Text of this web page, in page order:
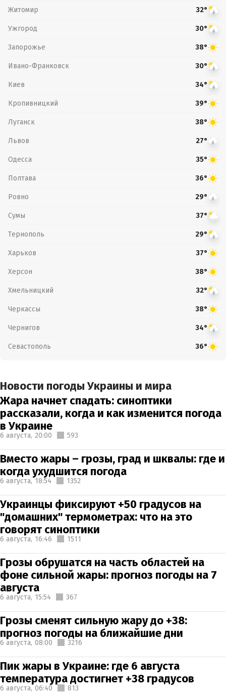
Житомир 32°
Ужгород 30°
Запорожье 38°
Ивано-Франковск 30°
Киев 34°
Кропивницкий 39°
Луганск 38°
Львов 27°
Одесса 35°
Полтава 36°
Ровно 29°
Сумы 37°
Тернополь 29°
Харьков 37°
Херсон 38°
Хмельницкий 32°
Черкассы 38°
Чернигов 34°
Севастополь 36°
Новости погоды Украины и мира
Жара начнет спадать: синоптики
рассказали, когда и как изменится погода
в Украине
6 августа, 20:00 593
Вместо жары – грозы, град и шквалы: где и
когда ухудшится погода
6 августа, 18:54 1352
Украинцы фиксируют +50 градусов на
"домашних" термометрах: что на это
говорят синоптики
6 августа, 16:46 1511
Грозы обрушатся на часть областей на
фоне сильной жары: прогноз погоды на 7
августа
6 августа, 15:54 367
Грозы сменят сильную жару до +38:
прогноз погоды на ближайшие дни
6 августа, 08:00 3216
Пик жары в Украине: где 6 августа
температура достигнет +38 градусов
6 августа, 06:40 813